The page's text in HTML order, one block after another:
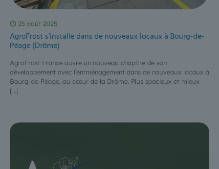
25 août 2025
AgroFrost s’installe dans de nouveaux locaux à Bourg-de-
Péage (Drôme)
AgroFrost France ouvre un nouveau chapitre de son
développement avec l’emménagement dans de nouveaux locaux à
Bourg-de-Péage, au cœur de la Drôme. Plus spacieux et mieux
[…]